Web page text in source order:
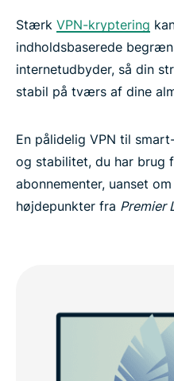
Stærk VPN-kryptering
indholdsbaserede
internetudbyder, så din
stabil på tværs af dine
En pålidelig VPN til
og stabilitet, du har brug
abonnementer, uanset
højdepunkter fra Premier